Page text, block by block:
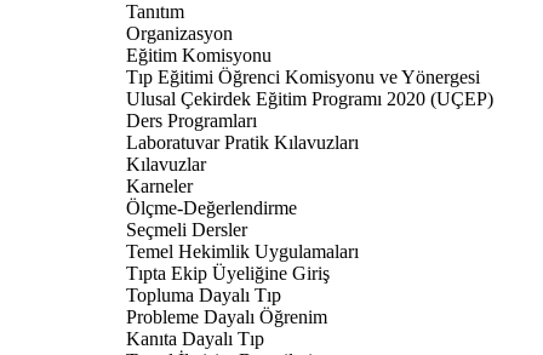
Tanıtım
Organizasyon
Eğitim Komisyonu
Tıp Eğitimi Öğrenci Komisyonu ve Yönergesi
Ulusal Çekirdek Eğitim Programı 2020 (UÇEP)
Ders Programları
Laboratuvar Pratik Kılavuzları
Kılavuzlar
Karneler
Ölçme-Değerlendirme
Seçmeli Dersler
Temel Hekimlik Uygulamaları
Tıpta Ekip Üyeliğine Giriş
Topluma Dayalı Tıp
Probleme Dayalı Öğrenim
Kanıta Dayalı Tıp